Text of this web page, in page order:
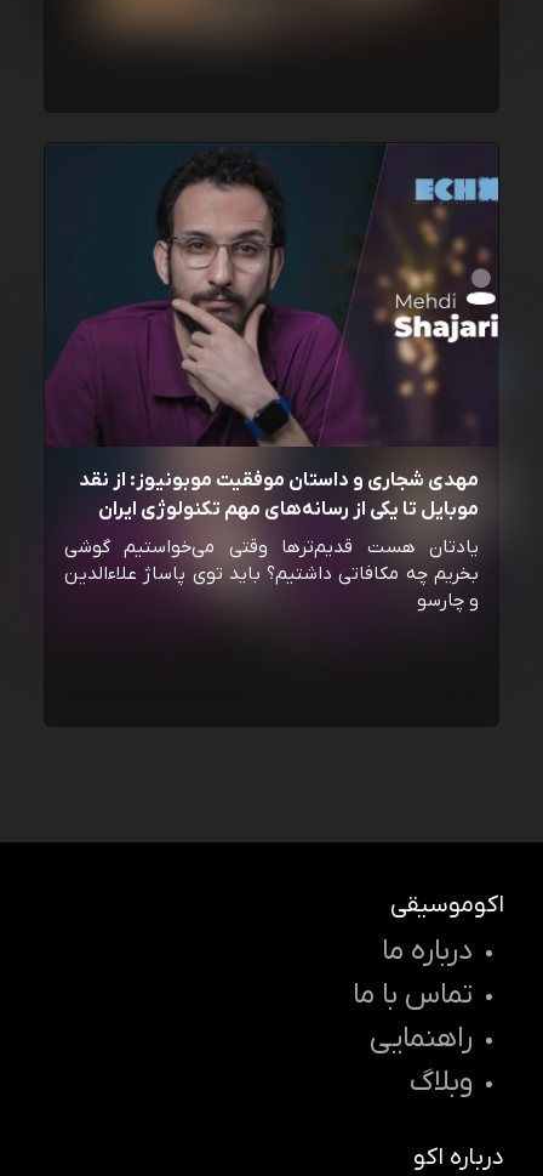
مهدی شجاری و داستان موفقیت موبونیوز: از نقد
موبایل تا یکی از رسانه‌‌های مهم تکنولوژی ایران
یادتان هست قدیم‌ترها وقتی می‌خواستیم گوشی
بخریم چه مکافاتی داشتیم؟ باید توی پاساژ علاءالدین
و چارسو
اکوموسیقی
درباره ما
تماس با ما
راهنمایی
وبلاگ
درباره اکو